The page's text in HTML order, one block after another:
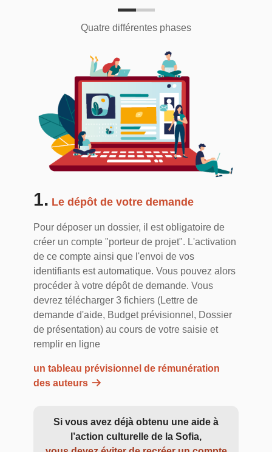
Quatre différentes phases
1. Le dépôt de votre demande
Pour déposer un dossier, il est obligatoire de
créer un compte "porteur de projet". L'activation
de ce compte ainsi que l'envoi de vos
identifiants est automatique. Vous pouvez alors
procéder à votre dépôt de demande. Vous
devrez télécharger 3 fichiers (Lettre de
demande d'aide, Budget prévisionnel, Dossier
de présentation) au cours de votre saisie et
remplir en ligne
un tableau prévisionnel de rémunération
des auteurs
Si vous avez déjà obtenu une aide à
l’action culturelle de la Sofia,